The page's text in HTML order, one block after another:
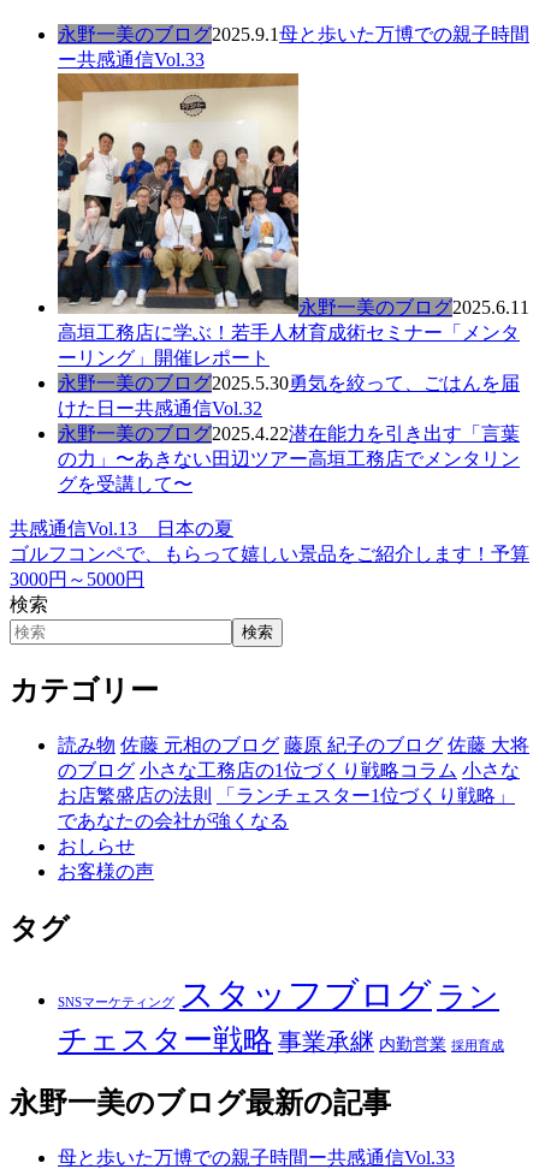
永野一美のブログ2025.9.1母と歩いた万博での親子時間
ー共感通信Vol.33
永野一美のブログ2025.6.11
高垣工務店に学ぶ！若手人材育成術セミナー「メンタ
ーリング」開催レポート
永野一美のブログ2025.5.30勇気を絞って、ごはんを届
けた日ー共感通信Vol.32
永野一美のブログ2025.4.22潜在能力を引き出す「言葉
の力」〜あきない田辺ツアー高垣工務店でメンタリン
グを受講して〜
共感通信Vol.13 日本の夏
ゴルフコンペで、もらって嬉しい景品をご紹介します！予算
3000円～5000円
検索
検索
カテゴリー
読み物 佐藤 元相のブログ 藤原 紀子のブログ 佐藤 大将
のブログ 小さな工務店の1位づくり戦略コラム 小さな
お店繁盛店の法則
「ランチェスター1位づくり戦略」
であなたの会社が強くなる
おしらせ
お客様の声
タグ
SNSマーケティング スタッフブログ ラン
チェスター戦略 事業承継 内勤営業 採用育成
永野一美のブログ最新の記事
母と歩いた万博での親子時間ー共感通信Vol.33